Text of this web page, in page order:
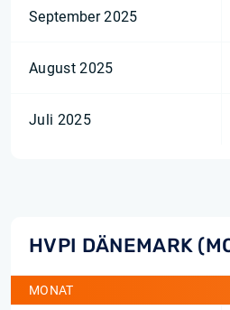
September 2025
August 2025
Juli 2025
HVPI DÄNEMARK
MONAT